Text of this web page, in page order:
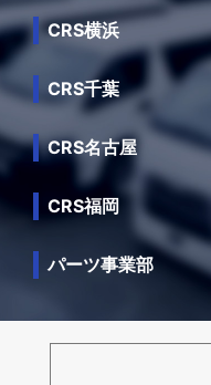
CRS横浜
CRS千葉
CRS名古屋
CRS福岡
パーツ事業部